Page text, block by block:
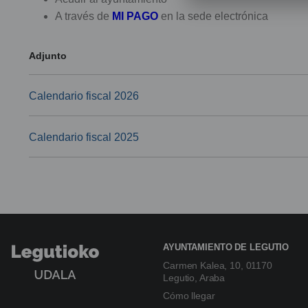
A través de MI PAGO en la sede electrónica
Adjunto
Calendario fiscal 2026
Calendario fiscal 2025
AYUNTAMIENTO DE LEGUTIO
Carmen Kalea, 10, 01170
Legutio, Araba
Cómo llegar